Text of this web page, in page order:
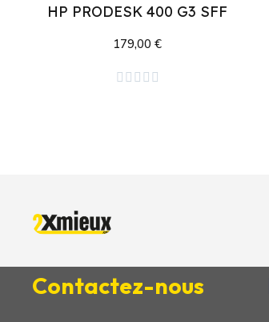
HP PRODESK 400 G3 SFF
179,00 €
    
Contactez-nous